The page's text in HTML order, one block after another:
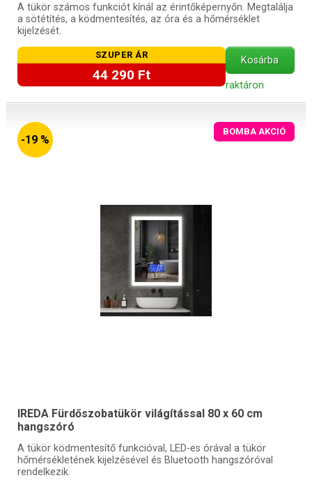
A tükör számos funkciót kínál az érintőképernyőn. Megtalálja
a sötétítés, a ködmentesítés, az óra és a hőmérséklet
kijelzését.
SZUPER ÁR
44 290 Ft
Kosárba
raktáron
-19 %
BOMBA AKCIÓ
IREDA Fürdőszobatükör világítással 80 x 60 cm
hangszóró
A tükör ködmentesítő funkcióval, LED-es órával a tükör
hőmérsékletének kijelzésével és Bluetooth hangszóróval
rendelkezik.